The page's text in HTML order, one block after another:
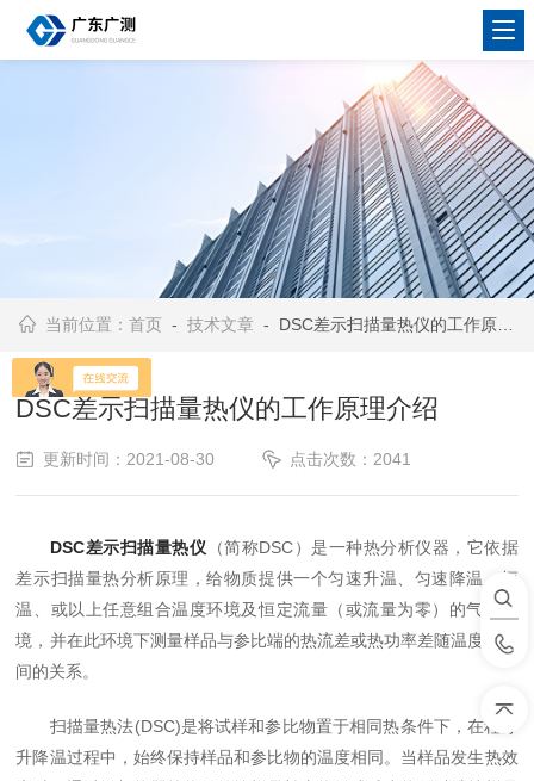
当前位置：首页 -技术文章 - DSC差示扫描量热仪的工作原理介绍
DSC差示扫描量热仪的工作原理介绍
更新时间：2021-08-30 点击次数：2041
DSC差示扫描量热仪 （简称DSC）是一种热分析仪器，它依据
差示扫描量热分析原理，给物质提供一个匀速升温、匀速降温、恒
温、或以上任意组合温度环境及恒定流量（或流量为零）的气氛环
境，并在此环境下测量样品与参比端的热流差或热功率差随温度及时
间的关系。
扫描量热法(DSC)是将试样和参比物置于相同热条件下，在程序
升降温过程中，始终保持样品和参比物的温度相同。当样品发生热效